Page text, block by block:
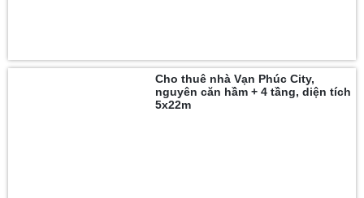
Cho thuê nhà Vạn Phúc City,
nguyên căn hầm + 4 tầng, diện tích
5x22m